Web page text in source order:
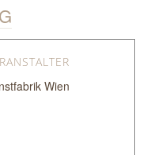
Wien